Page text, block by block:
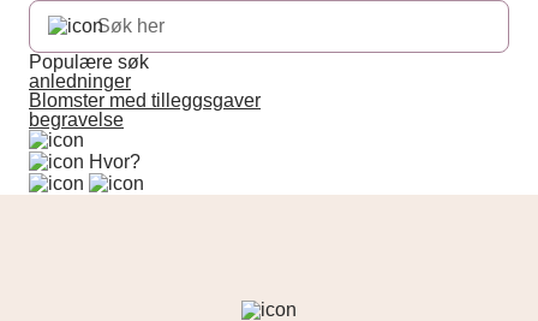
Populære søk
anledninger
Blomster med tilleggsgaver
begravelse
Hvor?